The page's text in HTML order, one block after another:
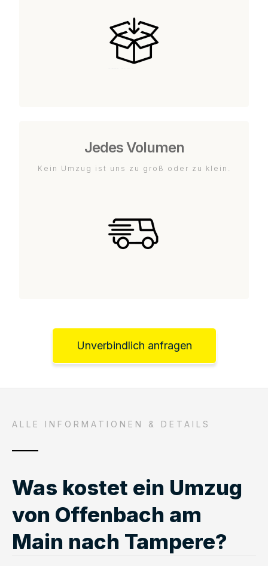
Jedes Volumen
Kein Umzug ist uns zu groß oder zu klein.
Unverbindlich anfragen
ALLE INFORMATIONEN & DETAILS
Was kostet ein Umzug
von Offenbach am
Main nach Tampere?